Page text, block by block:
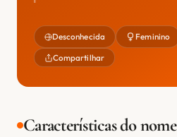
Desconhecida Feminino
Compartilhar
Características do nome